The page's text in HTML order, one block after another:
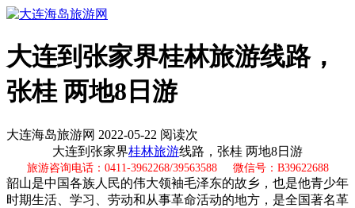
大连到张家界桂林旅游线路，
张桂 两地8日游
大连海岛旅游网 2022-05-22 阅读次
大连到张家界桂林旅游线路，张桂 两地8日游
旅游咨询电话：0411-3962268/39563588 微信号：B39622688
韶山是中国各族人民的伟大领袖毛泽东的故乡，也是他青少年
时期生活、学习、劳动和从事革命活动的地方，是全国著名革